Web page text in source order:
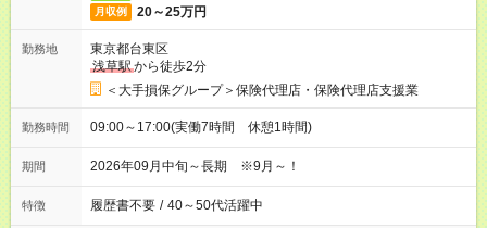
月収例 20～25万円
勤務地
東京都台東区
浅草駅から徒歩2分
＜大手損保グループ＞保険代理店・保険代理店支援業
勤務時間 09:00～17:00(実働7時間 休憩1時間)
期間 2026年09月中旬～長期 ※9月～！
特徴 履歴書不要 / 40～50代活躍中